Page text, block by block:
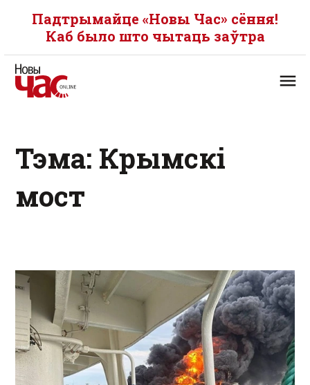
Падтрымайце «Новы Час» сёння!
Каб было што чытаць заўтра
Тэма: Крымскі
мост